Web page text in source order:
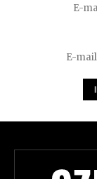
E-
E-